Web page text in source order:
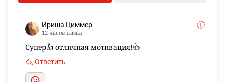
Ириша Циммер
12 часов назад
Супер👍 отличная мотивация!👍
Ответить